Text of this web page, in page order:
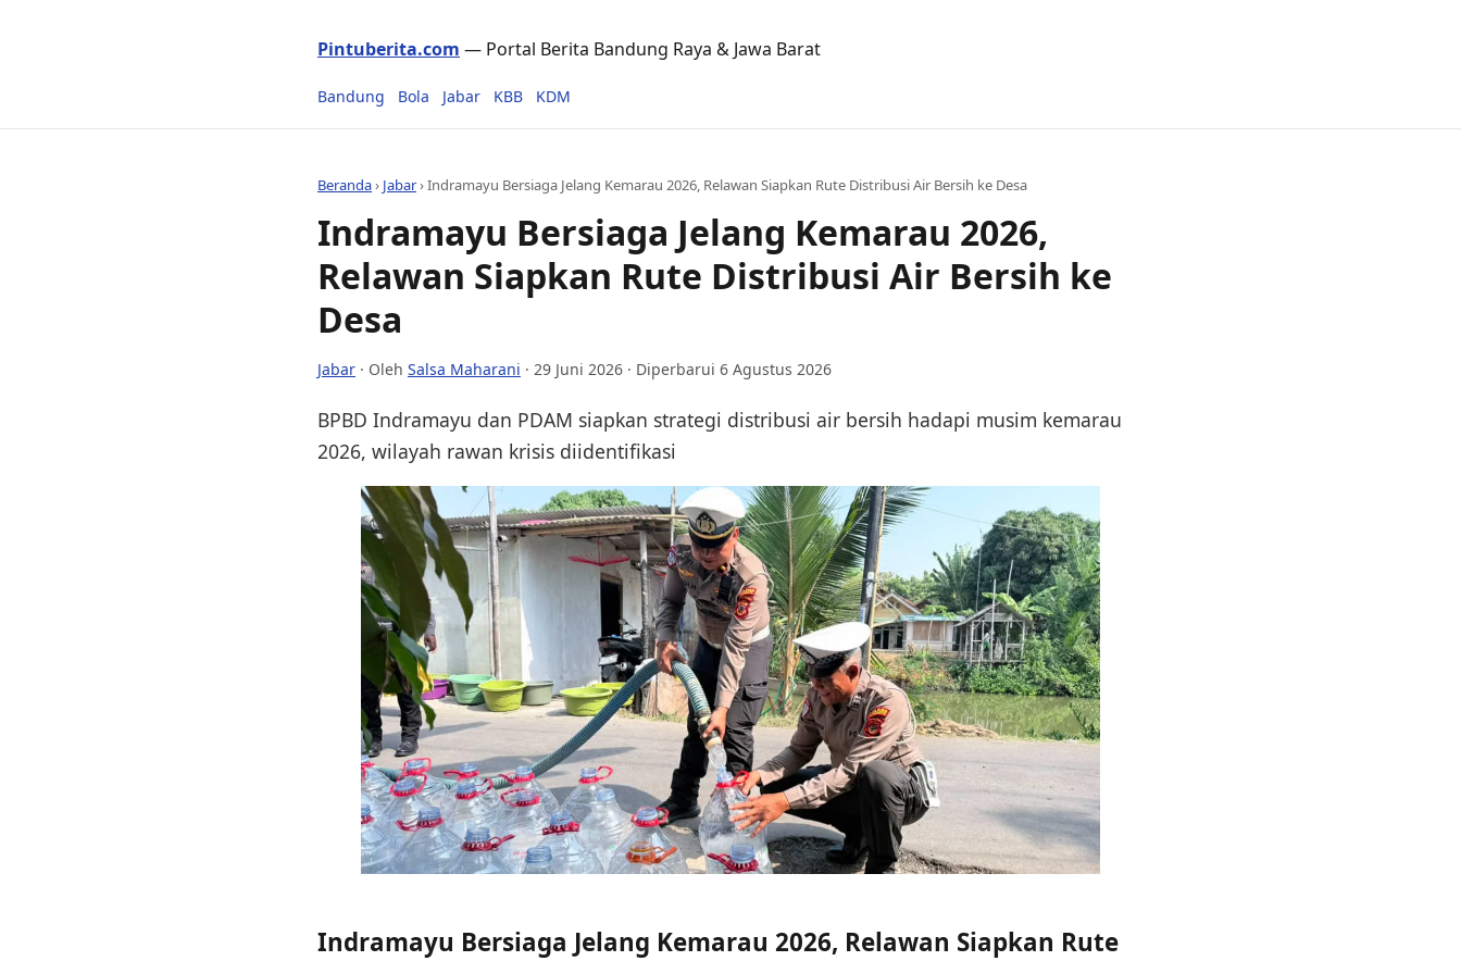
Pintuberita.com — Portal Berita Bandung Raya & Jawa Barat
Bandung Bola Jabar KBB KDM
Beranda› Jabar›Indramayu Bersiaga Jelang Kemarau 2026, Relawan Siapkan Rute Distribusi Air Bersih ke Desa
Indramayu Bersiaga Jelang Kemarau 2026,
Relawan Siapkan Rute Distribusi Air Bersih ke
Desa
Jabar · Oleh Salsa Maharani · 29 Juni 2026 · Diperbarui 6 Agustus 2026
BPBD Indramayu dan PDAM siapkan strategi distribusi air bersih hadapi musim kemarau
2026, wilayah rawan krisis diidentifikasi
Indramayu Bersiaga Jelang Kemarau 2026, Relawan Siapkan Rute